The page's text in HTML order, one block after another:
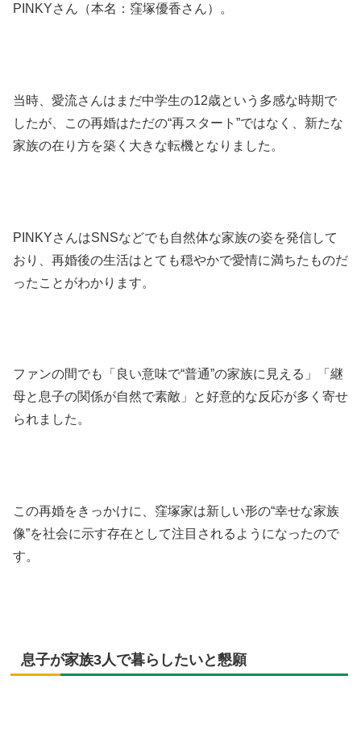
PINKYさん（本名：窪塚優香さん）。
当時、愛流さんはまだ中学生の12歳という多感な時期で
したが、この再婚はただの“再スタート”ではなく、新たな
家族の在り方を築く大きな転機となりました。
PINKYさんはSNSなどでも自然体な家族の姿を発信して
おり、再婚後の生活はとても穏やかで愛情に満ちたものだ
ったことがわかります。
ファンの間でも「良い意味で“普通”の家族に見える」「継
母と息子の関係が自然で素敵」と好意的な反応が多く寄せ
られました。
この再婚をきっかけに、窪塚家は新しい形の“幸せな家族
像”を社会に示す存在として注目されるようになったので
す。
息子が家族3人で暮らしたいと懇願